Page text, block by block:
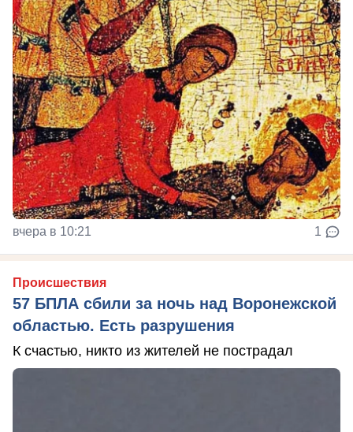
вчера в 10:21 1
Происшествия
57 БПЛА сбили за ночь над Воронежской
областью. Есть разрушения
К счастью, никто из жителей не пострадал